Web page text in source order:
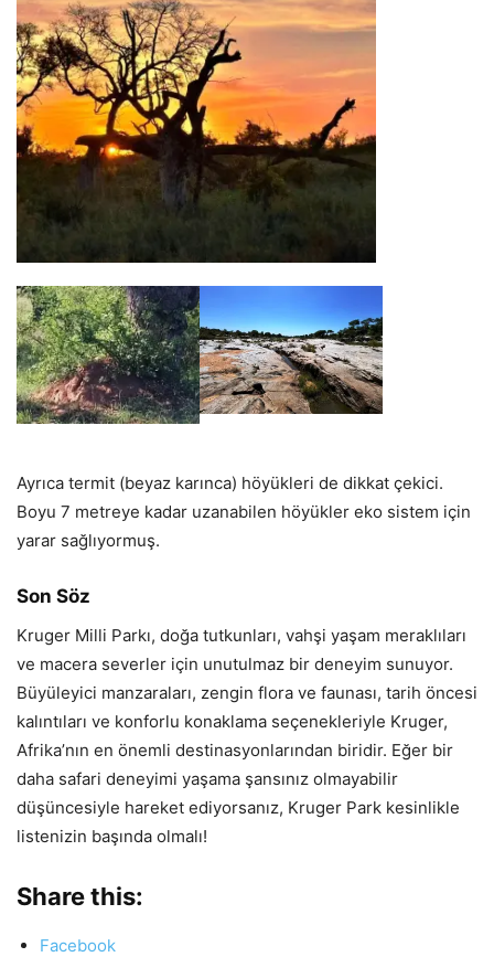
Ayrıca termit (beyaz karınca) höyükleri de dikkat çekici.
Boyu 7 metreye kadar uzanabilen höyükler eko sistem için
yarar sağlıyormuş.
Son Söz
Kruger Milli Parkı, doğa tutkunları, vahşi yaşam meraklıları
ve macera severler için unutulmaz bir deneyim sunuyor.
Büyüleyici manzaraları, zengin flora ve faunası, tarih öncesi
kalıntıları ve konforlu konaklama seçenekleriyle Kruger,
Afrika’nın en önemli destinasyonlarından biridir. Eğer bir
daha safari deneyimi yaşama şansınız olmayabilir
düşüncesiyle hareket ediyorsanız, Kruger Park kesinlikle
listenizin başında olmalı!
Share this:
Facebook